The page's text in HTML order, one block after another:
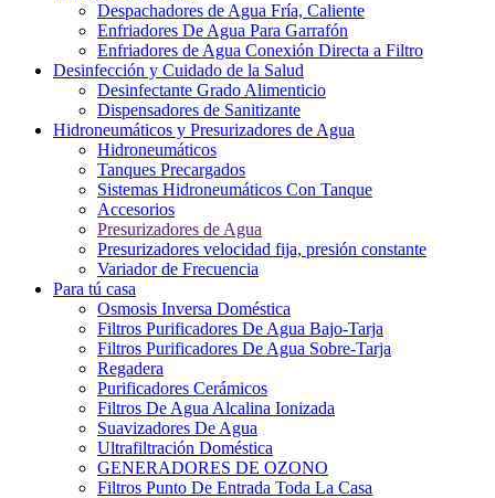
Despachadores de Agua Fría, Caliente
Enfriadores De Agua Para Garrafón
Enfriadores de Agua Conexión Directa a Filtro
Desinfección y Cuidado de la Salud
Desinfectante Grado Alimenticio
Dispensadores de Sanitizante
Hidroneumáticos y Presurizadores de Agua
Hidroneumáticos
Tanques Precargados
Sistemas Hidroneumáticos Con Tanque
Accesorios
Presurizadores de Agua
Presurizadores velocidad fija, presión constante
Variador de Frecuencia
Para tú casa
Osmosis Inversa Doméstica
Filtros Purificadores De Agua Bajo-Tarja
Filtros Purificadores De Agua Sobre-Tarja
Regadera
Purificadores Cerámicos
Filtros De Agua Alcalina Ionizada
Suavizadores De Agua
Ultrafiltración Doméstica
GENERADORES DE OZONO
Filtros Punto De Entrada Toda La Casa